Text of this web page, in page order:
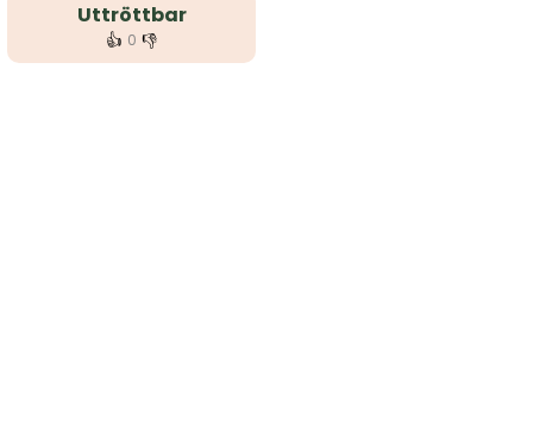
Uttröttbar
👍 0 👎